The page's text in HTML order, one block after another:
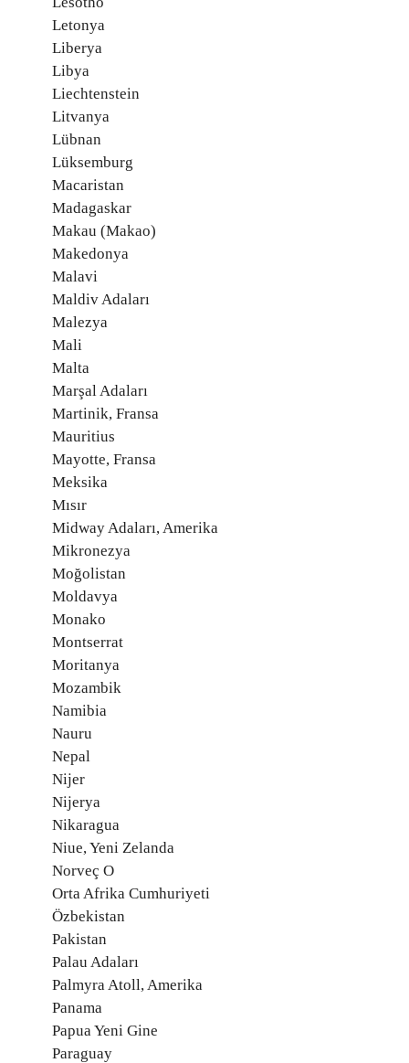
Letonya
Liberya
Libya
Liechtenstein
Litvanya
Lübnan
Lüksemburg
Macaristan
Madagaskar
Makau (Makao)
Makedonya
Malavi
Maldiv Adaları
Malezya
Mali
Malta
Marşal Adaları
Martinik, Fransa
Mauritius
Mayotte, Fransa
Meksika
Mısır
Midway Adaları, Amerika
Mikronezya
Moğolistan
Moldavya
Monako
Montserrat
Moritanya
Mozambik
Namibia
Nauru
Nepal
Nijer
Nijerya
Nikaragua
Niue, Yeni Zelanda
Norveç O
Orta Afrika Cumhuriyeti
Özbekistan
Pakistan
Palau Adaları
Palmyra Atoll, Amerika
Panama
Papua Yeni Gine
Paraguay